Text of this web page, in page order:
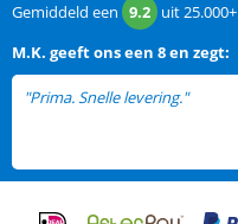
Gemiddeld een 9.2 uit25.000+
M.K. geeft ons een 8 en zegt:
"Prima. Snelle levering."